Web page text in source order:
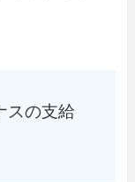
スの支給